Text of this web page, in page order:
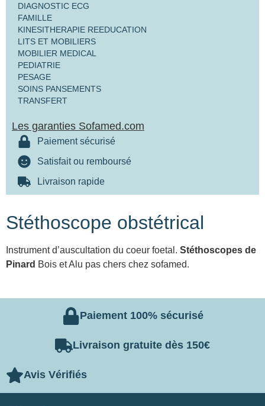
DIAGNOSTIC ECG
FAMILLE
KINESITHERAPIE REEDUCATION
LITS ET MOBILIERS
MOBILIER MEDICAL
PEDIATRIE
PESAGE
SOINS PANSEMENTS
TRANSFERT
Les garanties Sofamed.com
Paiement sécurisé
Satisfait ou remboursé
Livraison rapide
Stéthoscope obstétrical
Instrument d’auscultation du coeur foetal. Stéthoscopes de
Pinard Bois et Alu pas chers chez sofamed.
Paiement 100% sécurisé
Livraison gratuite dès 150€
Avis Vérifiés